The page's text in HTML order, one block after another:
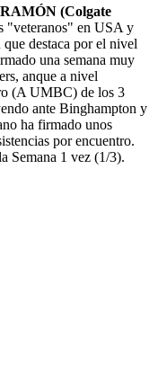
(Colgate
"veteranos" en USA y
destaca por el nivel
una semana muy
anque a nivel
(A UMBC) de los 3
ante Binghampton y
ha firmado unos
por encuentro.
Semana 1 vez (1/3).